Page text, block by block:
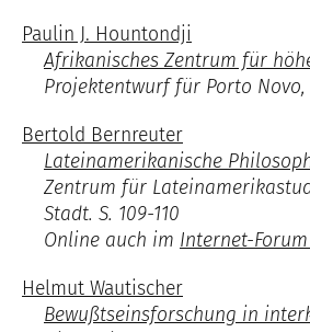
Paulin J. Hountondji
Afrikanisches Zentrum für
Projektentwurf für Porto Novo,
Bertold Bernreuter
Lateinamerikanische
Zentrum für
Stadt. S. 109-110
Online auch im Internet-
Helmut Wautischer
Bewußtseinsforschung in